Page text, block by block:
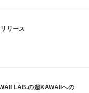
リース
LAB.の超KAWAIIへの